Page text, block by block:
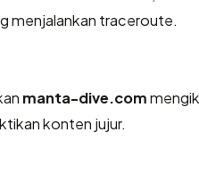
menjalankan traceroute.
manta-dive.com
konten jujur.